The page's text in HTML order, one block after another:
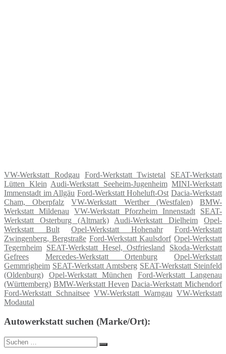
VW-Werkstatt Rodgau Ford-Werkstatt Twistetal
SEAT-Werkstatt
Lütten Klein Audi-Werkstatt Seeheim-Jugenheim MINI-Werkstatt
Immenstadt im Allgäu Ford-Werkstatt Hoheluft-Ost Dacia-Werkstatt
Cham, Oberpfalz
VW-Werkstatt Werther (Westfalen)
BMW-
Werkstatt Mildenau
VW-Werkstatt Pforzheim Innenstadt
SEAT-
Werkstatt Osterburg (Altmark)
Audi-Werkstatt Dielheim
Opel-
Werkstatt Bult
Opel-Werkstatt Hohenahr
Ford-Werkstatt
Zwingenberg, Bergstraße Ford-Werkstatt Kaulsdorf Opel-Werkstatt
Tegernheim SEAT-Werkstatt Hesel, Ostfriesland
Skoda-Werkstatt
Gefrees
Mercedes-Werkstatt Ortenburg
Opel-Werkstatt
Gemmrigheim SEAT-Werkstatt Amtsberg SEAT-Werkstatt Steinfeld
(Oldenburg)
Opel-Werkstatt München
Ford-Werkstatt Langenau
(Württemberg) BMW-Werkstatt Heven Dacia-Werkstatt Michendorf
Ford-Werkstatt Schnaitsee VW-Werkstatt Warngau VW-Werkstatt
Modautal
Autowerkstatt suchen (Marke/Ort):
Suche
nach:
Suchen